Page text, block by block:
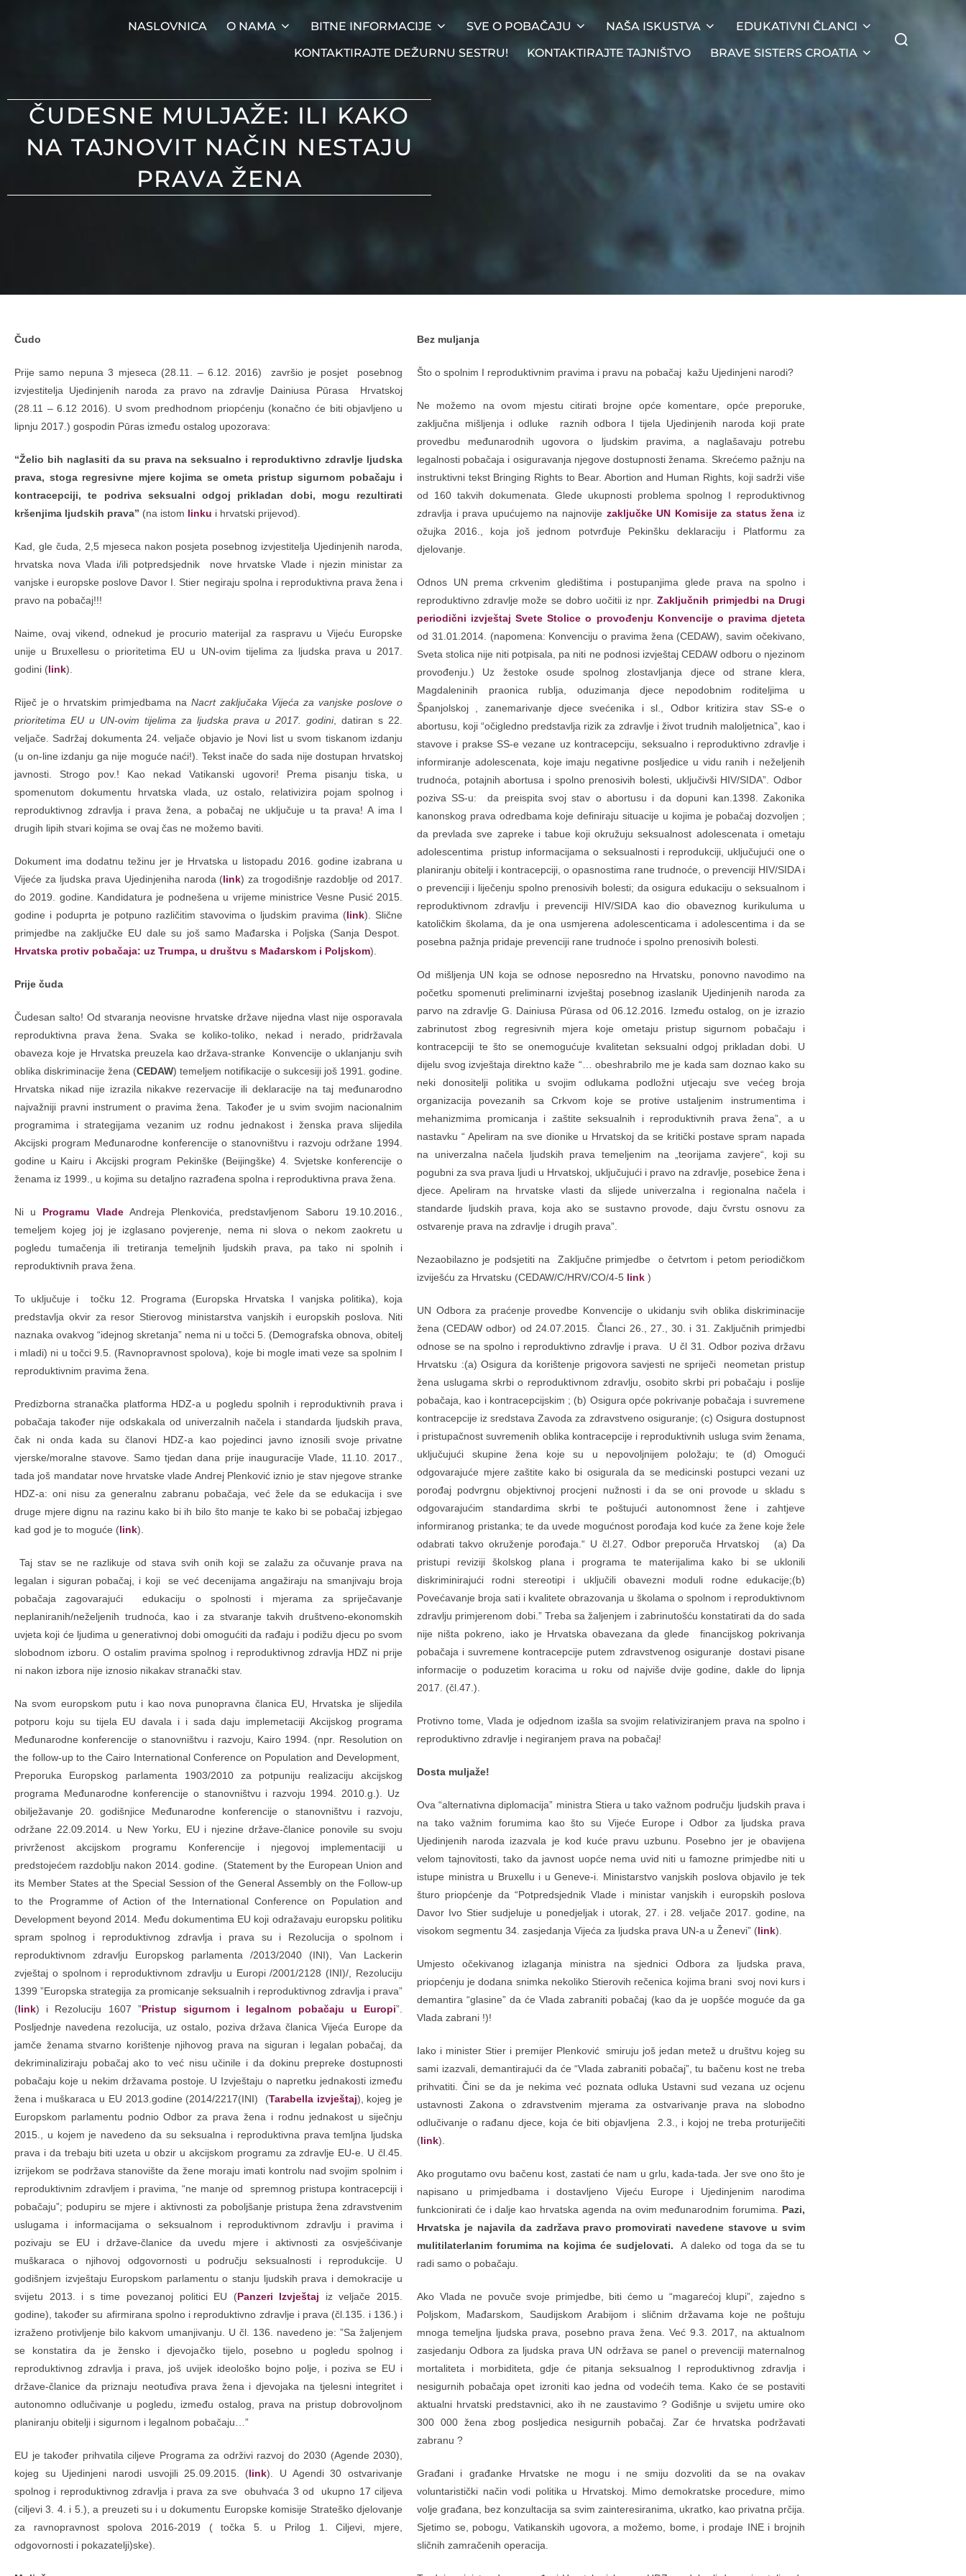
NASLOVNICA O NAMA BITNE INFORMACIJE SVE O POBAČAJU NAŠA ISKUSTVA
EDUKATIVNI ČLANCI
KONTAKTIRAJTE DEŽURNU SESTRU!
KONTAKTIRAJTE TAJNIŠTVO BRAVE SISTERS CROATIA
ČUDESNE MULJAŽE: ILI KAKO
NA TAJNOVIT NAČIN NESTAJU
PRAVA ŽENA
Čudo
Prije samo nepuna 3 mjeseca (28.11. – 6.12. 2016) završio je posjet posebnog
izvjestitelja Ujedinjenih naroda za pravo na zdravlje Dainiusa Pūrasa Hrvatskoj
(28.11 – 6.12 2016). U svom predhodnom priopćenju (konačno će biti objavljeno u
lipnju 2017.) gospodin Pūras između ostalog upozorava:
“Želio bih naglasiti da su prava na seksualno i reproduktivno zdravlje ljudska
prava, stoga regresivne mjere kojima se ometa pristup sigurnom pobačaju i
kontracepciji, te podriva seksualni odgoj prikladan dobi, mogu rezultirati
kršenjima ljudskih prava” (na istom linku i hrvatski prijevod).
Kad, gle čuda, 2,5 mjeseca nakon posjeta posebnog izvjestitelja Ujedinjenih naroda,
hrvatska nova Vlada i/ili potpredsjednik nove hrvatske Vlade i njezin ministar za
vanjske i europske poslove Davor I. Stier negiraju spolna i reproduktivna prava žena i
pravo na pobačaj!!!
Naime, ovaj vikend, odnekud je procurio materijal za raspravu u Vijeću Europske
unije u Bruxellesu o prioritetima EU u UN-ovim tijelima za ljudska prava u 2017.
godini (link).
Riječ je o hrvatskim primjedbama na Nacrt zaključaka Vijeća za vanjske poslove o
prioritetima EU u UN-ovim tijelima za ljudska prava u 2017. godini, datiran s 22.
veljače. Sadržaj dokumenta 24. veljače objavio je Novi list u svom tiskanom izdanju
(u on-line izdanju ga nije moguće naći!). Tekst inače do sada nije dostupan hrvatskoj
javnosti. Strogo pov.! Kao nekad Vatikanski ugovori! Prema pisanju tiska, u
spomenutom dokumentu hrvatska vlada, uz ostalo, relativizira pojam spolnog i
reproduktivnog zdravlja i prava žena, a pobačaj ne uključuje u ta prava! A ima I
drugih lipih stvari kojima se ovaj čas ne možemo baviti.
Dokument ima dodatnu težinu jer je Hrvatska u listopadu 2016. godine izabrana u
Vijeće za ljudska prava Ujedinjeniha naroda (link) za trogodišnje razdoblje od 2017.
do 2019. godine. Kandidatura je podnešena u vrijeme ministrice Vesne Pusić 2015.
godine i poduprta je potpuno različitim stavovima o ljudskim pravima (link). Slične
primjedbe na zaključke EU dale su još samo Mađarska i Poljska (Sanja Despot.
Hrvatska protiv pobačaja: uz Trumpa, u društvu s Mađarskom i Poljskom).
Prije čuda
Čudesan salto! Od stvaranja neovisne hrvatske države nijedna vlast nije osporavala
reproduktivna prava žena. Svaka se koliko-toliko, nekad i nerado, pridržavala
obaveza koje je Hrvatska preuzela kao država-stranke Konvencije o uklanjanju svih
oblika diskriminacije žena (CEDAW) temeljem notifikacije o sukcesiji još 1991. godine.
Hrvatska nikad nije izrazila nikakve rezervacije ili deklaracije na taj međunarodno
najvažniji pravni instrument o pravima žena. Također je u svim svojim nacionalnim
programima i strategijama vezanim uz rodnu jednakost i ženska prava slijedila
Akcijski program Međunarodne konferencije o stanovništvu i razvoju održane 1994.
godine u Kairu i Akcijski program Pekinške (Beijingške) 4. Svjetske konferencije o
ženama iz 1999., u kojima su detaljno razrađena spolna i reproduktivna prava žena.
Ni u Programu Vlade Andreja Plenkovića, predstavljenom Saboru 19.10.2016.,
temeljem kojeg joj je izglasano povjerenje, nema ni slova o nekom zaokretu u
pogledu tumačenja ili tretiranja temeljnih ljudskih prava, pa tako ni spolnih i
reproduktivnih prava žena.
To uključuje i točku 12. Programa (Europska Hrvatska I vanjska politika), koja
predstavlja okvir za resor Stierovog ministarstva vanjskih i europskih poslova. Niti
naznaka ovakvog “idejnog skretanja” nema ni u točci 5. (Demografska obnova, obitelj
i mladi) ni u točci 9.5. (Ravnopravnost spolova), koje bi mogle imati veze sa spolnim I
reproduktivnim pravima žena.
Predizborna stranačka platforma HDZ-a u pogledu spolnih i reproduktivnih prava i
pobačaja također nije odskakala od univerzalnih načela i standarda ljudskih prava,
čak ni onda kada su članovi HDZ-a kao pojedinci javno iznosili svoje privatne
vjerske/moralne stavove. Samo tjedan dana prije inauguracije Vlade, 11.10. 2017.,
tada još mandatar nove hrvatske vlade Andrej Plenković iznio je stav njegove stranke
HDZ-a: oni nisu za generalnu zabranu pobačaja, već žele da se edukacija i sve
druge mjere dignu na razinu kako bi ih bilo što manje te kako bi se pobačaj izbjegao
kad god je to moguće (link).
Taj stav se ne razlikuje od stava svih onih koji se zalažu za očuvanje prava na
legalan i siguran pobačaj, i koji se već decenijama angažiraju na smanjivaju broja
pobačaja zagovarajući edukaciju o spolnosti i mjerama za spriječavanje
neplaniranih/neželjenih trudnoća, kao i za stvaranje takvih društveno-ekonomskih
uvjeta koji će ljudima u generativnoj dobi omogućiti da rađaju i podižu djecu po svom
slobodnom izboru. O ostalim pravima spolnog i reproduktivnog zdravlja HDZ ni prije
ni nakon izbora nije iznosio nikakav stranački stav.
Na svom europskom putu i kao nova punopravna članica EU, Hrvatska je slijedila
potporu koju su tijela EU davala i i sada daju implemetaciji Akcijskog programa
Međunarodne konferencije o stanovništvu i razvoju, Kairo 1994. (npr. Resolution on
the follow-up to the Cairo International Conference on Population and Development,
Preporuka Europskog parlamenta 1903/2010 za potpuniju realizaciju akcijskog
programa Međunarodne konferencije o stanovništvu i razvoju 1994. 2010.g.). Uz
obilježavanje 20. godišnjice Međunarodne konferencije o stanovništvu i razvoju,
održane 22.09.2014. u New Yorku, EU i njezine države-članice ponovile su svoju
privrženost akcijskom programu Konferencije i njegovoj implementaciji u
predstojećem razdoblju nakon 2014. godine. (Statement by the European Union and
its Member States at the Special Session of the General Assembly on the Follow-up
to the Programme of Action of the International Conference on Population and
Development beyond 2014. Među dokumentima EU koji odražavaju europsku politiku
spram spolnog i reproduktivnog zdravlja i prava su i Rezolucija o spolnom i
reproduktivnom zdravlju Europskog parlamenta /2013/2040 (INI), Van Lackerin
zvještaj o spolnom i reproduktivnom zdravlju u Europi /2001/2128 (INI)/, Rezoluciju
1399 ”Europska strategija za promicanje seksualnih i reproduktivnog zdravlja i prava”
(link) i Rezoluciju 1607 ”Pristup sigurnom i legalnom pobačaju u Europi”.
Posljednje navedena rezolucija, uz ostalo, poziva država članica Vijeća Europe da
jamče ženama stvarno korištenje njihovog prava na siguran i legalan pobačaj, da
dekriminaliziraju pobačaj ako to već nisu učinile i da dokinu prepreke dostupnosti
pobačaju koje u nekim državama postoje. U Izvještaju o napretku jednakosti između
žena i muškaraca u EU 2013.godine (2014/2217(INI) (Tarabella izvještaj), kojeg je
Europskom parlamentu podnio Odbor za prava žena i rodnu jednakost u siječnju
2015., u kojem je navedeno da su seksualna i reproduktivna prava temljna ljudska
prava i da trebaju biti uzeta u obzir u akcijskom programu za zdravlje EU-e. U čl.45.
izrijekom se podržava stanovište da žene moraju imati kontrolu nad svojim spolnim i
reproduktivnim zdravljem i pravima, “ne manje od spremnog pristupa kontracepciji i
pobačaju”; podupiru se mjere i aktivnosti za poboljšanje pristupa žena zdravstvenim
uslugama i informacijama o seksualnom i reproduktivnom zdravlju i pravima i
pozivaju se EU i države-članice da uvedu mjere i aktivnosti za osvješćivanje
muškaraca o njihovoj odgovornosti u području seksualnosti i reprodukcije. U
godišnjem izvještaju Europskom parlamentu o stanju ljudskih prava i demokracije u
svijetu 2013. i s time povezanoj politici EU (Panzeri Izvještaj iz veljače 2015.
godine), također su afirmirana spolno i reproduktivno zdravlje i prava (čl.135. i 136.) i
izraženo protivljenje bilo kakvom umanjivanju. U čl. 136. navedeno je: ”Sa žaljenjem
se konstatira da je žensko i djevojačko tijelo, posebno u pogledu spolnog i
reproduktivnog zdravlja i prava, još uvijek ideološko bojno polje, i poziva se EU i
države-članice da priznaju neotuđiva prava žena i djevojaka na tjelesni integritet i
autonomno odlučivanje u pogledu, između ostalog, prava na pristup dobrovoljnom
planiranju obitelji i sigurnom i legalnom pobačaju…”
EU je također prihvatila ciljeve Programa za održivi razvoj do 2030 (Agende 2030),
kojeg su Ujedinjeni narodi usvojili 25.09.2015. (link). U Agendi 30 ostvarivanje
spolnog i reproduktivnog zdravlja i prava za sve obuhvaća 3 od ukupno 17 ciljeva
(ciljevi 3. 4. i 5.), a preuzeti su i u dokumentu Europske komisije Strateško djelovanje
za ravnopravnost spolova 2016-2019 ( točka 5. u Prilog 1. Ciljevi, mjere,
odgovornosti i pokazatelji)ske).
Bez muljanja
Što o spolnim I reproduktivnim pravima i pravu na pobačaj kažu Ujedinjeni narodi?
Ne možemo na ovom mjestu citirati brojne opće komentare, opće preporuke,
zaključna mišljenja i odluke raznih odbora I tijela Ujedinjenih naroda koji prate
provedbu međunarodnih ugovora o ljudskim pravima, a naglašavaju potrebu
legalnosti pobačaja i osiguravanja njegove dostupnosti ženama. Skrećemo pažnju na
instruktivni tekst Bringing Rights to Bear. Abortion and Human Rights, koji sadrži više
od 160 takvih dokumenata. Glede ukupnosti problema spolnog I reproduktivnog
zdravlja i prava upućujemo na najnovije zaključke UN Komisije za status žena iz
ožujka 2016., koja još jednom potvrđuje Pekinšku deklaraciju i Platformu za
djelovanje.
Odnos UN prema crkvenim gledištima i postupanjima glede prava na spolno i
reproduktivno zdravlje može se dobro uočitii iz npr.Zaključnih primjedbi na Drugi
periodični izvještaj Svete Stolice o provođenju Konvencije o pravima djeteta
od 31.01.2014. (napomena: Konvenciju o pravima žena (CEDAW), savim očekivano,
Sveta stolica nije niti potpisala, pa niti ne podnosi izvještaj CEDAW odboru o njezinom
provođenju.) Uz žestoke osude spolnog zlostavljanja djece od strane klera,
Magdaleninih praonica rublja, oduzimanja djece nepodobnim roditeljima u
Španjolskoj , zanemarivanje djece svećenika i sl., Odbor kritizira stav SS-e o
abortusu, koji “očigledno predstavlja rizik za zdravlje i život trudnih maloljetnica”, kao i
stavove i prakse SS-e vezane uz kontracepciju, seksualno i reproduktivno zdravlje i
informiranje adolescenata, koje imaju negativne posljedice u vidu ranih i neželjenih
trudnoća, potajnih abortusa i spolno prenosivih bolesti, uključivši HIV/SIDA”. Odbor
poziva SS-u: da preispita svoj stav o abortusu i da dopuni kan.1398. Zakonika
kanonskog prava odredbama koje definiraju situacije u kojima je pobačaj dozvoljen ;
da prevlada sve zapreke i tabue koji okružuju seksualnost adolescenata i ometaju
adolescentima pristup informacijama o seksualnosti i reprodukciji, uključujući one o
planiranju obitelji i kontracepciji, o opasnostima rane trudnoće, o prevenciji HIV/SIDA i
o prevenciji i liječenju spolno prenosivih bolesti; da osigura edukaciju o seksualnom i
reproduktivnom zdravlju i prevenciji HIV/SIDA kao dio obaveznog kurikuluma u
katoličkim školama, da je ona usmjerena adolescenticama i adolescentima i da se
posebna pažnja pridaje prevenciji rane trudnoće i spolno prenosivih bolesti.
Od mišljenja UN koja se odnose neposredno na Hrvatsku, ponovno navodimo na
početku spomenuti preliminarni izvještaj posebnog izaslanik Ujedinjenih naroda za
parvo na zdravlje G. Dainiusa Pūrasa od 06.12.2016. Između ostalog, on je izrazio
zabrinutost zbog regresivnih mjera koje ometaju pristup sigurnom pobačaju i
kontracepciji te što se onemogućuje kvalitetan seksualni odgoj prikladan dobi. U
dijelu svog izvještaja direktno kaže “… obeshrabrilo me je kada sam doznao kako su
neki donositelji politika u svojim odlukama podložni utjecaju sve većeg broja
organizacija povezanih sa Crkvom koje se protive ustaljenim instrumentima i
mehanizmima promicanja i zaštite seksualnih i reproduktivnih prava žena”, a u
nastavku “ Apeliram na sve dionike u Hrvatskoj da se kritički postave spram napada
na univerzalna načela ljudskih prava temeljenim na „teorijama zavjere“, koji su
pogubni za sva prava ljudi u Hrvatskoj, uključujući i pravo na zdravlje, posebice žena i
djece. Apeliram na hrvatske vlasti da slijede univerzalna i regionalna načela i
standarde ljudskih prava, koja ako se sustavno provode, daju čvrstu osnovu za
ostvarenje prava na zdravlje i drugih prava”.
Nezaobilazno je podsjetiti na Zaključne primjedbe o četvrtom i petom periodičkom
izviješću za Hrvatsku (CEDAW/C/HRV/CO/4-5 link )
UN Odbora za praćenje provedbe Konvencije o ukidanju svih oblika diskriminacije
žena (CEDAW odbor) od 24.07.2015. Članci 26., 27., 30. i 31. Zaključnih primjedbi
odnose se na spolno i reproduktivno zdravlje i prava. U čl 31. Odbor poziva državu
Hrvatsku :(a) Osigura da korištenje prigovora savjesti ne spriječi neometan pristup
žena uslugama skrbi o reproduktivnom zdravlju, osobito skrbi pri pobačaju i poslije
pobačaja, kao i kontracepcijskim ; (b) Osigura opće pokrivanje pobačaja i suvremene
kontracepcije iz sredstava Zavoda za zdravstveno osiguranje; (c) Osigura dostupnost
i pristupačnost suvremenih oblika kontracepcije i reproduktivnih usluga svim ženama,
uključujući skupine žena koje su u nepovoljnijem položaju; te (d) Omogući
odgovarajuće mjere zaštite kako bi osigurala da se medicinski postupci vezani uz
porođaj podvrgnu objektivnoj procjeni nužnosti i da se oni provode u skladu s
odgovarajućim standardima skrbi te poštujući autonomnost žene i zahtjeve
informiranog pristanka; te da uvede mogućnost porođaja kod kuće za žene koje žele
odabrati takvo okruženje porođaja.“ U čl.27. Odbor preporuča Hrvatskoj (a) Da
pristupi reviziji školskog plana i programa te materijalima kako bi se uklonili
diskriminirajući rodni stereotipi i uključili obavezni moduli rodne edukacije;(b)
Povećavanje broja sati i kvalitete obrazovanja u školama o spolnom i reproduktivnom
zdravlju primjerenom dobi.” Treba sa žaljenjem i zabrinutošću konstatirati da do sada
nije ništa pokreno, iako je Hrvatska obavezana da glede financijskog pokrivanja
pobačaja i suvremene kontracepcije putem zdravstvenog osiguranje dostavi pisane
informacije o poduzetim koracima u roku od najviše dvije godine, dakle do lipnja
2017. (čl.47.).
Protivno tome, Vlada je odjednom izašla sa svojim relativiziranjem prava na spolno i
reproduktivno zdravlje i negiranjem prava na pobačaj!
Dosta muljaže!
Ova “alternativna diplomacija” ministra Stiera u tako važnom području ljudskih prava i
na tako važnim forumima kao što su Vijeće Europe i Odbor za ljudska prava
Ujedinjenih naroda izazvala je kod kuće pravu uzbunu. Posebno jer je obavijena
velom tajnovitosti, tako da javnost uopće nema uvid niti u famozne primjedbe niti u
istupe ministra u Bruxellu i u Geneve-i. Ministarstvo vanjskih poslova objavilo je tek
šturo priopćenje da “Potpredsjednik Vlade i ministar vanjskih i europskih poslova
Davor Ivo Stier sudjeluje u ponedjeljak i utorak, 27. i 28. veljače 2017. godine, na
visokom segmentu 34. zasjedanja Vijeća za ljudska prava UN-a u Ženevi” (link).
Umjesto očekivanog izlaganja ministra na sjednici Odbora za ljudska prava,
priopćenju je dodana snimka nekoliko Stierovih rečenica kojima brani svoj novi kurs i
demantira “glasine” da će Vlada zabraniti pobačaj (kao da je uopšće moguće da ga
Vlada zabrani !)!
Iako i minister Stier i premijer Plenković smiruju još jedan metež u društvu kojeg su
sami izazvali, demantirajući da će “Vlada zabraniti pobačaj”, tu bačenu kost ne treba
prihvatiti. Čini se da je nekima već poznata odluka Ustavni sud vezana uz ocjenu
ustavnosti Zakona o zdravstvenim mjerama za ostvarivanje prava na slobodno
odlučivanje o rađanu djece, koja će biti objavljena 2.3., i kojoj ne treba proturiječiti
(link).
Ako progutamo ovu bačenu kost, zastati će nam u grlu, kada-tada. Jer sve ono što je
napisano u primjedbama i dostavljeno Vijeću Europe i Ujedinjenim narodima
funkcionirati će i dalje kao hrvatska agenda na ovim međunarodnim forumima. Pazi,
Hrvatska je najavila da zadržava pravo promovirati navedene stavove u svim
mulitilaterlanim forumima na kojima će sudjelovati. A daleko od toga da se tu
radi samo o pobačaju.
Ako Vlada ne povuče svoje primjedbe, biti ćemo u “magarećoj klupi”, zajedno s
Poljskom, Mađarskom, Saudijskom Arabijom i sličnim državama koje ne poštuju
mnoga temeljna ljudska prava, posebno prava žena. Već 9.3. 2017, na aktualnom
zasjedanju Odbora za ljudska prava UN održava se panel o prevenciji maternalnog
mortaliteta i morbiditeta, gdje će pitanja seksualnog I reproduktivnog zdravlja i
nesigurnih pobačaja opet izroniti kao jedna od vodećih tema. Kako će se postaviti
aktualni hrvatski predstavnici, ako ih ne zaustavimo ? Godišnje u svijetu umire oko
300 000 žena zbog posljedica nesigurnih pobačaj. Zar će hrvatska podržavati
zabranu ?
Građani i građanke Hrvatske ne mogu i ne smiju dozvoliti da se na ovakav
voluntaristički način vodi politika u Hrvatskoj. Mimo demokratske procedure, mimo
volje građana, bez konzultacija sa svim zainteresiranima, ukratko, kao privatna prčija.
Sjetimo se, pobogu, Vatikanskih ugovora, a možemo, bome, i prodaje INE i brojnih
sličnih zamračenih operacija.